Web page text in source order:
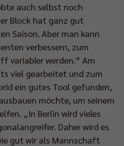
auch selbst noch
Block hat ganz gut
Saison. Aber man kann
verbessern, zum
variabler werden.“ Am
viel gearbeitet und zum
ein gutes Tool gefunden,
möchte, um seinem
„In Berlin wird vieles
Daher wird es
gut wir als Mannschaft